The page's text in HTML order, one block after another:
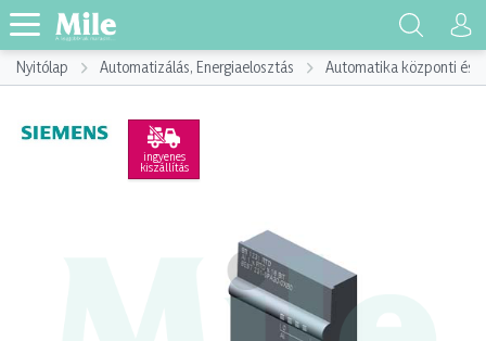
Nyitólap Automatizálás, Energiaelosztás Automatika központi és
ingyenes
kiszállítás